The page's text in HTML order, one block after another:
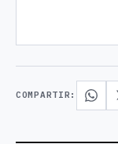
COMPARTIR: